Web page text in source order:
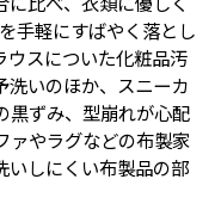
手軽にすばやく落とし
ウスについた化粧品汚
洗いのほか、スニーカ
黒ずみ、型崩れが心配
ァやラグなどの布製家
いしにくい布製品の部